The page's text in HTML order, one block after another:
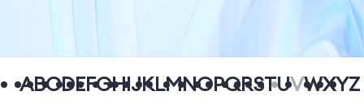
ABCDEFGHIJKLMNOPQRSTUVWXYZ